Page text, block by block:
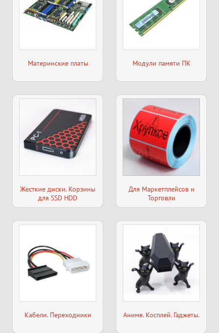
Материнские платы Модули памяти ПК
Жесткие диски. Корзины
для SSD HDD
Для Маркетплейсов и
Торговли
Кабели. Переходники Аниме. Косплей. Гаджеты.